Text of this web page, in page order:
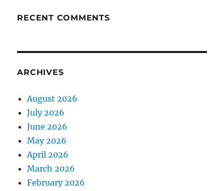
RECENT COMMENTS
ARCHIVES
August 2026
July 2026
June 2026
May 2026
April 2026
March 2026
February 2026